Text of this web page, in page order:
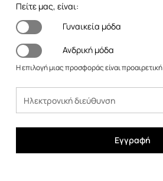
Πείτε μας, είναι:
Γυναικεία μόδα
Ανδρική μόδα
Η επιλογή μιας προσφοράς είναι προαιρετική
Εγγραφή